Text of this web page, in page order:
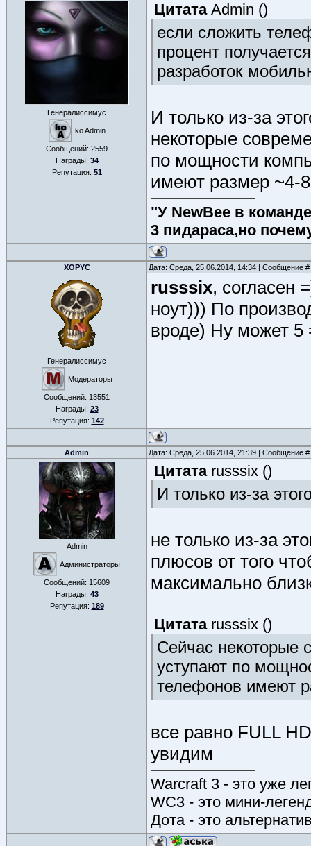
Генералиссимус
ko Admin
Сообщений: 2559
Награды: 34
Репутация: 51
Цитата Admin ()
если сложить
процент
разработок
И только из-за
некоторые
по мощности
имеют размер ~4-
"У NewBee в
3 пидараса,но
XOPYC Дата: Среда, 25.06.2014, 14:34 | Сообщение #
Генералиссимус
Модераторы
Сообщений: 13551
Награды: 23
Репутация: 142
russsix, согласен
ноут))) По
вроде) Ну может 5
Admin Дата: Среда, 25.06.2014, 21:39 | Сообщение #
Admin
Администраторы
Сообщений: 15609
Награды: 43
Репутация: 189
Цитата russsix ()
И только из-за
не только из-за
плюсов от того
максимально
Цитата russsix ()
Сейчас некоторые
уступают по
телефонов имеют
все равно FULL
увидим
Warcraft 3 - это уже
WC3 - это мини-
Дота - это